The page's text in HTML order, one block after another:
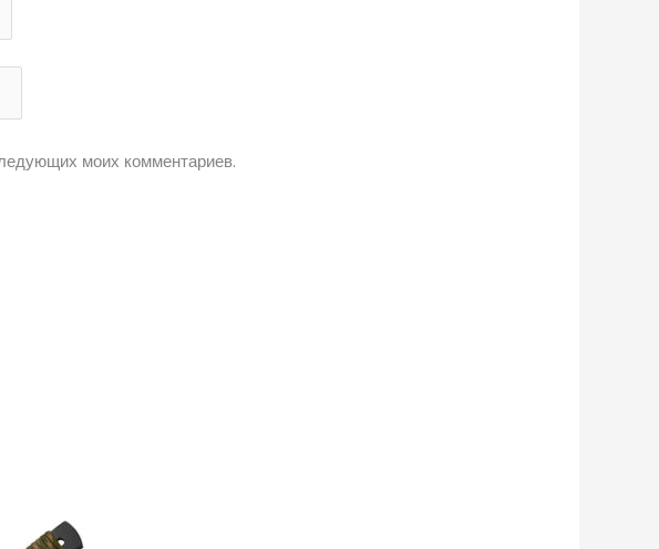
моих комментариев.